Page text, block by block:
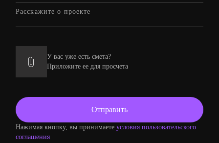
У вас уже есть смета?
Приложите ее для просчета
Нажимая кнопку, вы принимаете условия пользовательского
соглашения